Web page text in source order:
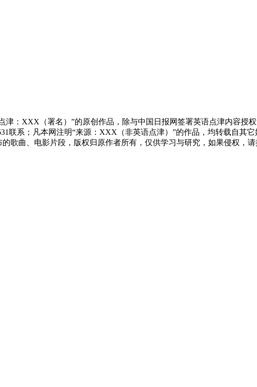
津：XXX（署名）”的原创作品，除与中国日报网签署英语点津内容授
联系；凡本网注明“来源：XXX（非英语点津）”的作品，均转载自其
歌曲、电影片段，版权归原作者所有，仅供学习与研究，如果侵权，请